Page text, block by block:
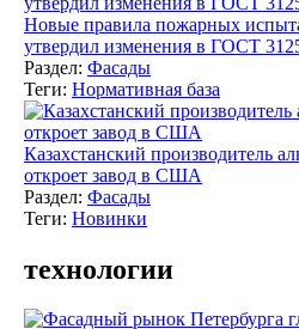
Новые правила пожарных
утвердил изменения в ГОСТ
Раздел: Фасады
Теги: Нормативная база
Казахстанский производитель
откроет завод в США
Раздел: Фасады
Теги: Новинки
технологии